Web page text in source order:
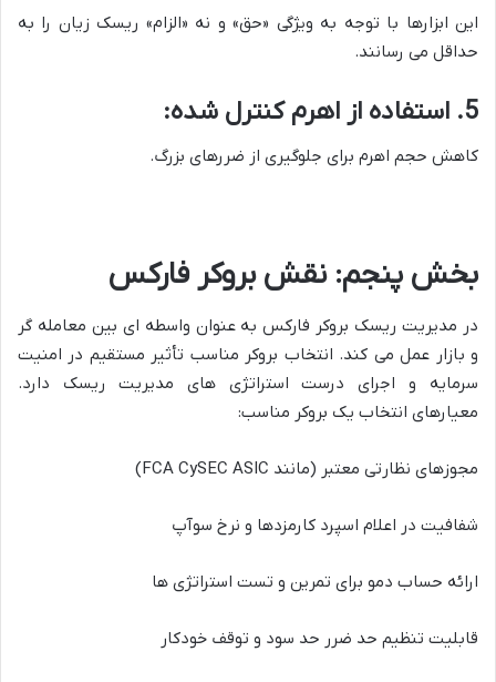
این ابزارها با توجه به ویژگی «حق» و نه «الزام» ریسک زیان را به
حداقل می رسانند.
5. استفاده از اهرم کنترل شده:
کاهش حجم اهرم برای جلوگیری از ضررهای بزرگ.
بخش پنجم: نقش بروکر فارکس
در مدیریت ریسک بروکر فارکس به عنوان واسطه ای بین معامله گر
و بازار عمل می کند. انتخاب بروکر مناسب تأثیر مستقیم در امنیت
سرمایه و اجرای درست استراتژی های مدیریت ریسک دارد.
معیارهای انتخاب یک بروکر مناسب:
مجوزهای نظارتی معتبر (مانند FCA CySEC ASIC)
شفافیت در اعلام اسپرد کارمزدها و نرخ سوآپ
ارائه حساب دمو برای تمرین و تست استراتژی ها
قابلیت تنظیم حد ضرر حد سود و توقف خودکار